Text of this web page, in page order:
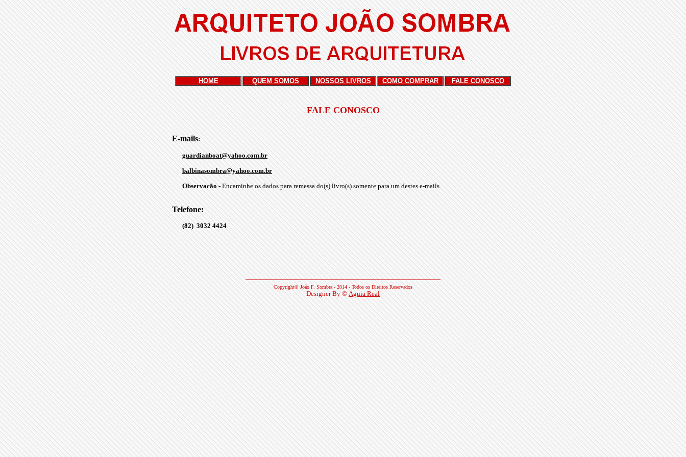
HOME QUEM SOMOS NOSSOS LIVROS COMO COMPRAR FALE CONOSCO
FALE CONOSCO
E-mails:
guardianboat@yahoo.com.br
balbinasombra@yahoo.com.br
Observacão -Encaminhe os dados para remessa do(s) livro(s) somente para um destes e-mails.
Telefone:
(82) 3032 4424
Copyright©João F. Sombra - 2014 - Todos os Direitos Reservados
Designer By ©Águia Real